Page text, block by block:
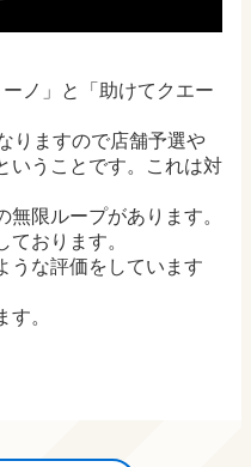
ノ」と「助けてクエー
りますので店舗予選や
いうことです。これは対
限ループがあります。
おります。
うな評価をしています
。